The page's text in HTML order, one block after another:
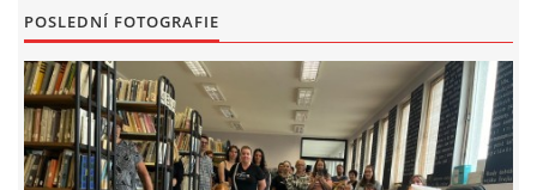
E-KNIHY DO KAŽDÉ KNIHOVNY
GRANTY A DOTACE
POSLEDNÍ FOTOGRAFIE